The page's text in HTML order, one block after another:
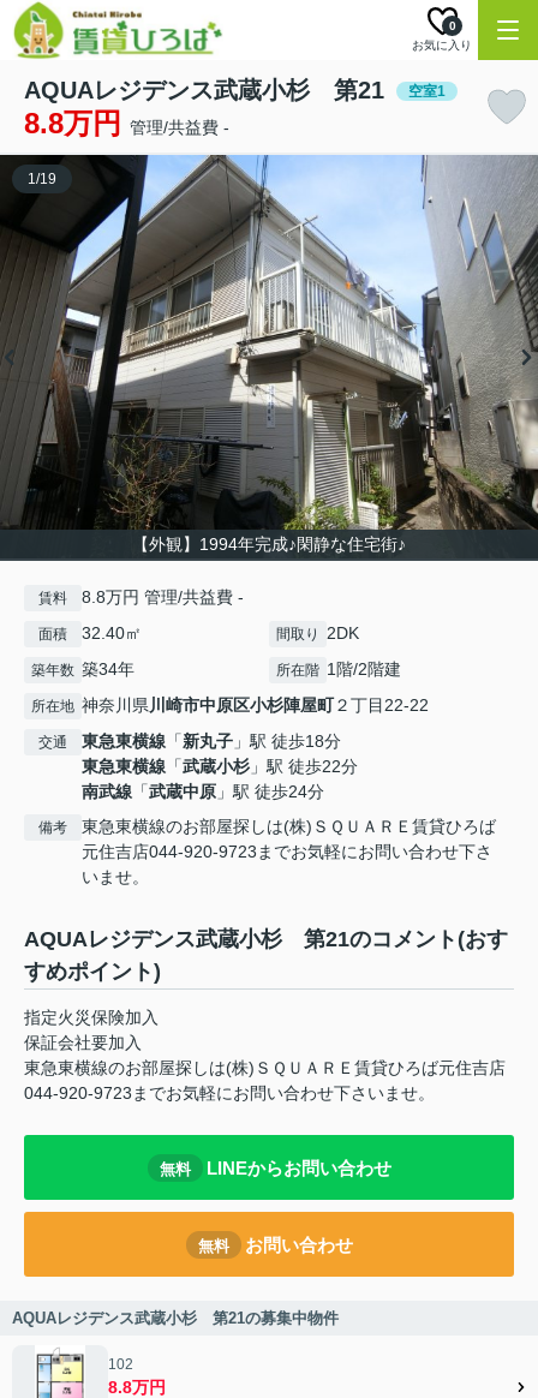
お気に入り
0
AQUAレジデンス武蔵小杉 第21 空室1
8.8万円 管理/共益費 -
【外観】1994年完成♪閑静な住宅街♪
1/19
賃料 8.8万円 管理/共益費 -
面積 32.40㎡ 間取り 2DK
築年数 築34年 所在階 1階/2階建
所在地 神奈川県川崎市中原区小杉陣屋町２丁目22-22
交通 東急東横線 「新丸子 」駅 徒歩18分
東急東横線 「武蔵小杉 」駅 徒歩22分
南武線 「武蔵中原 」駅 徒歩24分
備考
東急東横線のお部屋探しは(株)ＳＱＵＡＲＥ賃貸ひろば
元住吉店044-920-9723までお気軽にお問い合わせ下さ
いませ。
AQUAレジデンス武蔵小杉 第21のコメント(おす
すめポイント)
指定火災保険加入
保証会社要加入
東急東横線のお部屋探しは(株)ＳＱＵＡＲＥ賃貸ひろば元住吉店
044-920-9723までお気軽にお問い合わせ下さいませ。
無料 LINEからお問い合わせ
無料 お問い合わせ
AQUAレジデンス武蔵小杉 第21の募集中物件
102
8.8万円